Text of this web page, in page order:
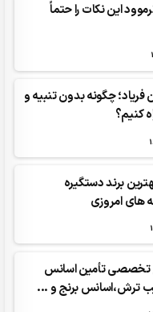
این نکات را حتماً
چگونه بدون تنبیه و
کنیم؟
برند دستگیره
های امروزی
تخصصی تأمین اسانس
ترش،اسانس برنج و ...